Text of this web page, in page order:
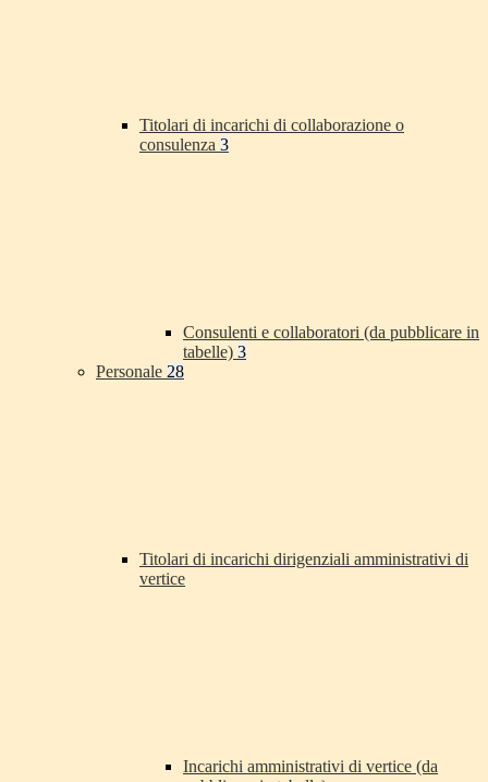
Titolari di incarichi di collaborazione o
consulenza 3
Consulenti e collaboratori (da pubblicare in
tabelle) 3
Personale 28
Titolari di incarichi dirigenziali amministrativi di
vertice
Incarichi amministrativi di vertice (da